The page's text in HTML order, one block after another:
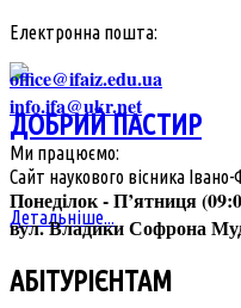
ДОБРИЙ ПАСТИР
Сайт наукового вісника
Детальніше...
Електронна пошта:
office@ifaiz.edu.ua
info.ifa@ukr.net
Ми працюємо:
Понеділок - П’ятниця
вул. Владики Софрона
АБІТУРІЄНТАМ